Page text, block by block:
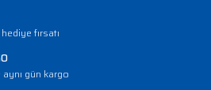
fırsatı
gün kargo